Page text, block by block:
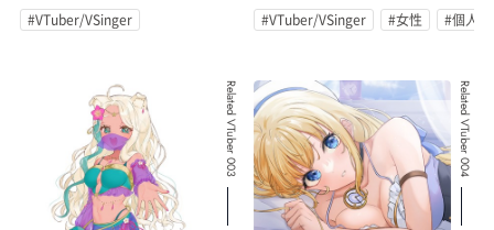
#VTuber/VSinger
#VTuber/VSinger
#女性 #個人勢
Related VTuber 003 Related VTuber 004